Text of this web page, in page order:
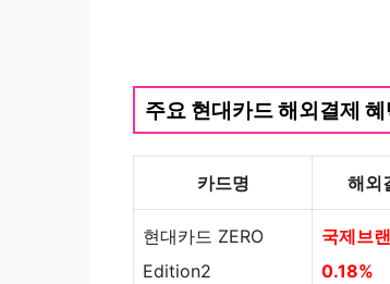
주요 현대카드 해외결제
카드명 해외
현대카드 ZERO
Edition2
국제브
0.18%